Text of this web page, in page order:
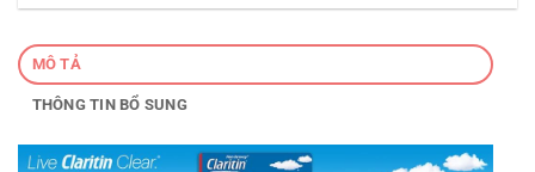
MÔ TẢ
THÔNG TIN BỔ SUNG